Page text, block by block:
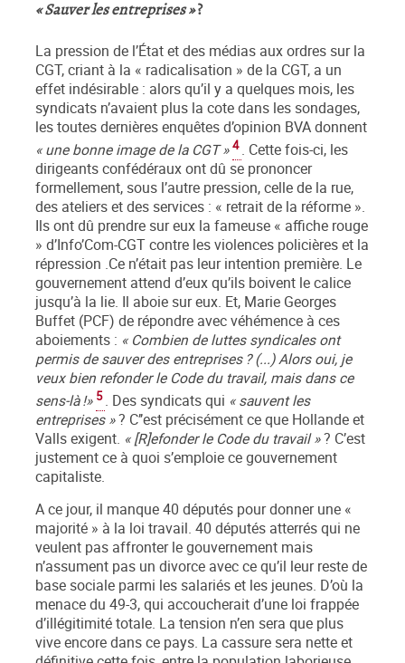
« Sauver les entreprises »?
La pression de l’État et des médias aux ordres sur la
CGT, criant à la « radicalisation » de la CGT, a un
effet indésirable : alors qu’il y a quelques mois, les
syndicats n’avaient plus la cote dans les sondages,
les toutes dernières enquêtes d’opinion BVA donnent
« une bonne image de la CGT » 4 . Cette fois-ci, les
dirigeants confédéraux ont dû se prononcer
formellement, sous l’autre pression, celle de la rue,
des ateliers et des services : « retrait de la réforme ».
Ils ont dû prendre sur eux la fameuse « affiche rouge
» d’Info’Com-CGT contre les violences policières et la
répression .Ce n’était pas leur intention première. Le
gouvernement attend d’eux qu’ils boivent le calice
jusqu’à la lie. Il aboie sur eux. Et, Marie Georges
Buffet (PCF) de répondre avec véhémence à ces
aboiements : « Combien de luttes syndicales ont
permis de sauver des entreprises ? (...) Alors oui, je
veux bien refonder le Code du travail, mais dans ce
sens-là !» 5 . Des syndicats qui « sauvent les
entreprises »? C’’est précisément ce que Hollande et
Valls exigent. « [R]efonder le Code du travail »? C’est
justement ce à quoi s’emploie ce gouvernement
capitaliste.
A ce jour, il manque 40 députés pour donner une «
majorité » à la loi travail. 40 députés atterrés qui ne
veulent pas affronter le gouvernement mais
n’assument pas un divorce avec ce qu’il leur reste de
base sociale parmi les salariés et les jeunes. D’où la
menace du 49-3, qui accoucherait d’une loi frappée
d’illégitimité totale. La tension n’en sera que plus
vive encore dans ce pays. La cassure sera nette et